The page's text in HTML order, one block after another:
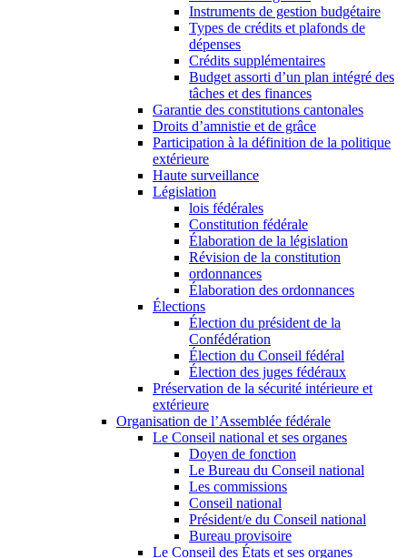
Instruments de gestion budgétaire
Types de crédits et plafonds de
dépenses
Crédits supplémentaires
Budget assorti d’un plan intégré des
tâches et des finances
Garantie des constitutions cantonales
Droits d’amnistie et de grâce
Participation à la définition de la politique
extérieure
Haute surveillance
Législation
lois fédérales
Constitution fédérale
Élaboration de la législation
Révision de la constitution
ordonnances
Élaboration des ordonnances
Élections
Élection du président de la
Confédération
Élection du Conseil fédéral
Élection des juges fédéraux
Préservation de la sécurité intérieure et
extérieure
Organisation de l’Assemblée fédérale
Le Conseil national et ses organes
Doyen de fonction
Le Bureau du Conseil national
Les commissions
Conseil national
Président/e du Conseil national
Bureau provisoire
Le Conseil des États et ses organes